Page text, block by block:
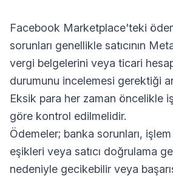
Facebook Marketplace'teki
sorunları genellikle satıcının
vergi belgelerini veya ticari
durumunu incelemesi gerektiği
Eksik para her zaman öncelikle
göre kontrol edilmelidir.
Ödemeler; banka sorunları,
eşikleri veya satıcı doğrulama
nedeniyle gecikebilir veya